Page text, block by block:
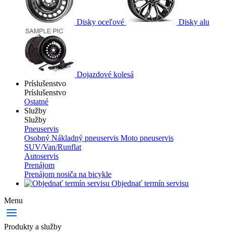
Disky oceľové Disky alu
Dojazdové kolesá
Príslušenstvo
Príslušenstvo
Ostatné
Služby
Služby
Pneuservis
Osobný Nákladný pneuservis Moto pneuservis
SUV/Van/Runflat
Autoservis
Prenájom
Prenájom nosiča na bicykle
Objednať termín servisu
Menu
Produkty a služby